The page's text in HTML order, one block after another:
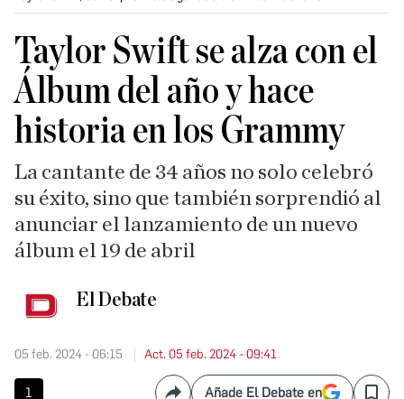
Taylor Swift se alza con el
Álbum del año y hace
historia en los Grammy
La cantante de 34 años no solo celebró
su éxito, sino que también sorprendió al
anunciar el lanzamiento de un nuevo
álbum el 19 de abril
El Debate
05 feb. 2024 - 06:15 Act. 05 feb. 2024 - 09:41
1 Añade El Debate en